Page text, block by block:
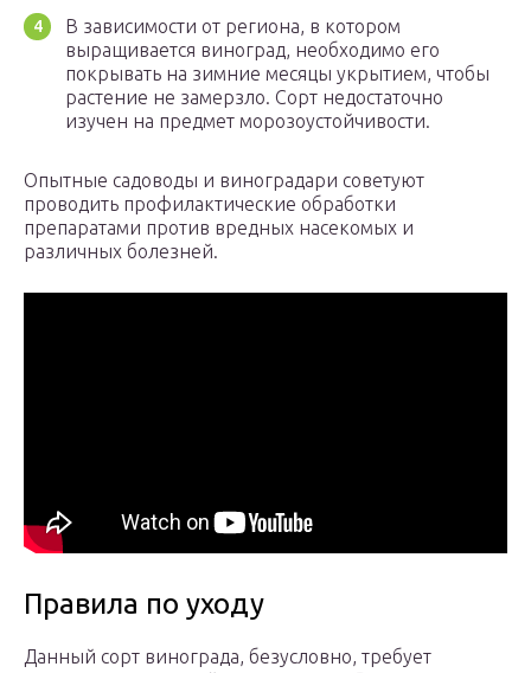
В зависимости от региона, в котором
выращивается виноград, необходимо его
покрывать на зимние месяцы укрытием, чтобы
растение не замерзло. Сорт недостаточно
изучен на предмет морозоустойчивости.
Опытные садоводы и виноградари советуют
проводить профилактические обработки
препаратами против вредных насекомых и
различных болезней.
Правила по уходу
Данный сорт винограда, безусловно, требует